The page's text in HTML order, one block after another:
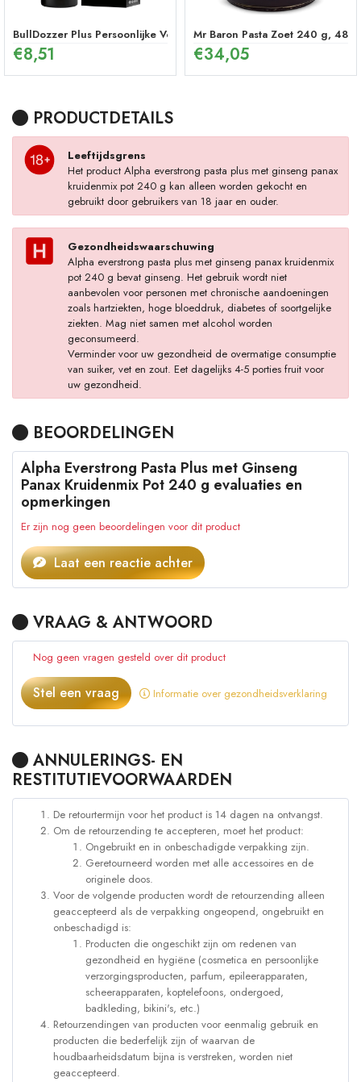
BullDozzer Plus Persoonlijke Verzorgingsspray
€8,51
Mr Baron Pasta Zoet 240 g, 48
€34,05
PRODUCTDETAILS
Leeftijdsgrens
Het product Alpha everstrong pasta plus met ginseng panax
kruidenmix pot 240 g kan alleen worden gekocht en
gebruikt door gebruikers van 18 jaar en ouder.
Gezondheidswaarschuwing
Alpha everstrong pasta plus met ginseng panax kruidenmix
pot 240 g bevat ginseng. Het gebruik wordt niet
aanbevolen voor personen met chronische aandoeningen
zoals hartziekten, hoge bloeddruk, diabetes of soortgelijke
ziekten. Mag niet samen met alcohol worden
geconsumeerd.
Verminder voor uw gezondheid de overmatige consumptie
van suiker, vet en zout. Eet dagelijks 4-5 porties fruit voor
uw gezondheid.
BEOORDELINGEN
Alpha Everstrong Pasta Plus met Ginseng
Panax Kruidenmix Pot 240 g evaluaties en
opmerkingen
Er zijn nog geen beoordelingen voor dit product
Laat een reactie achter
VRAAG & ANTWOORD
Nog geen vragen gesteld over dit product
Stel een vraag Informatie over gezondheidsverklaring
ANNULERINGS- EN
RESTITUTIEVOORWAARDEN
De retourtermijn voor het product is 14 dagen na ontvangst.
Om de retourzending te accepteren, moet het product:
Ongebruikt en in onbeschadigde verpakking zijn.
Geretourneerd worden met alle accessoires en de
originele doos.
Voor de volgende producten wordt de retourzending alleen
geaccepteerd als de verpakking ongeopend, ongebruikt en
onbeschadigd is:
Producten die ongeschikt zijn om redenen van
gezondheid en hygiëne (cosmetica en persoonlijke
verzorgingsproducten, parfum, epileerapparaten,
scheerapparaten, koptelefoons, ondergoed,
badkleding, bikini's, etc.)
Retourzendingen van producten voor eenmalig gebruik en
producten die bederfelijk zijn of waarvan de
houdbaarheidsdatum bijna is verstreken, worden niet
geaccepteerd.